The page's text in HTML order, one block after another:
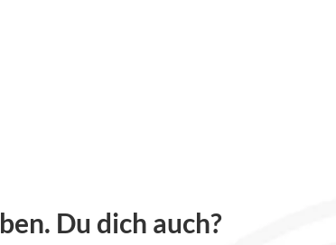
Du dich auch?